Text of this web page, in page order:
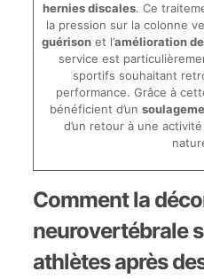
hernies discales. Ce
la pression sur la colonne
guérisonet l’amélioration
service est
sportifs souhaitant
performance. Grâce à
bénéficient d’un
d’un retour à une
Comment la
neurovertébrale
athlètes après